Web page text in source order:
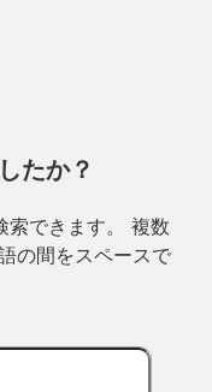
たか？
索できます。 複数
の間をスペースで